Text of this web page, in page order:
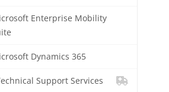
Enterprise Mobility
Dynamics 365
Support Services